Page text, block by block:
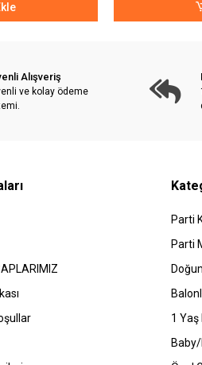
Alışveriş
ve kolay ödeme
Parti
Parti
1 Yaş